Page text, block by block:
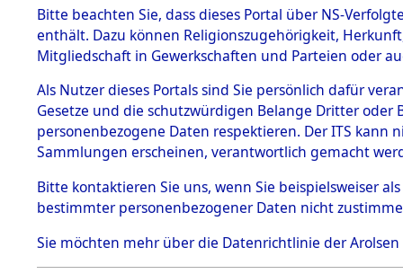
BESTÄNDE
1.
mente
5. Verschiedenes
5.3
Todesmärsche
5.3.1 Alliierte
Erhebungen
zu
Todesmärsch
en
5.3.2
UNRRA
Band II:
Juli 1946
Bitte beachten Sie, dass dieses Portal über NS-
enthält. Dazu können Religionszugehörigkeit,
Mitgliedschaft in Gewerkschaften und Parteien oder
Als Nutzer dieses Portals sind Sie persönlich dafür
Gesetze und die schutzwürdigen Belange Dritter
personenbezogene Daten respektieren. Der ITS
Sammlungen erscheinen, verantwortlich gemacht
Bitte kontaktieren Sie uns, wenn Sie beispielsweiser
bestimmter personenbezogener Daten nicht
Sie möchten mehr über die Datenrichtlinie der Arolsen